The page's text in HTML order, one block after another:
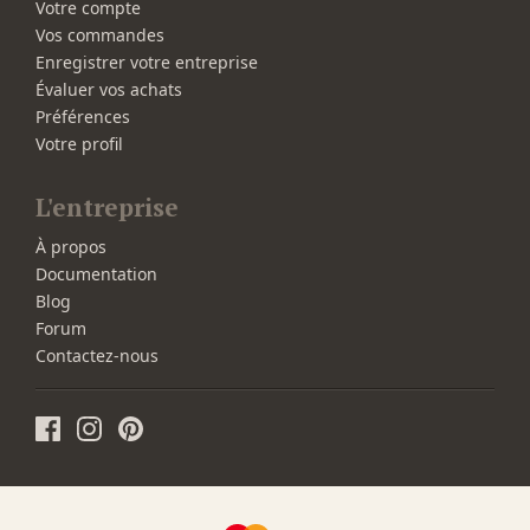
Votre compte
Vos commandes
Enregistrer votre entreprise
Évaluer vos achats
Préférences
Votre profil
L'entreprise
À propos
Documentation
Blog
Forum
Contactez-nous